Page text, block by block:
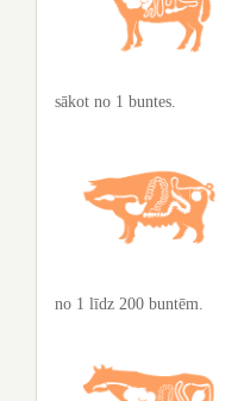
sākot no 1 buntes.
no 1 līdz 200 buntēm.